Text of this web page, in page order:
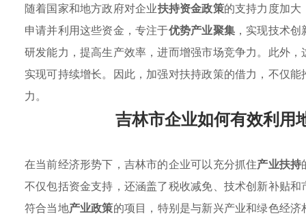
随着国家和地方政府对企业扶持资金政策的支持力度加大
申请并利用这些资金，专注于优势产业聚集，实现技术创
研发能力，提高生产效率，进而增强市场竞争力。此外
实现可持续增长。因此，加强对扶持政策的借力，不仅
力。
吉林市企业如何有效利用
在当前经济形势下，吉林市的企业可以充分抓住产业扶持
不仅包括资金支持，还涵盖了税收减免、技术创新补贴
符合当地产业政策的项目，特别是与新兴产业和绿色经